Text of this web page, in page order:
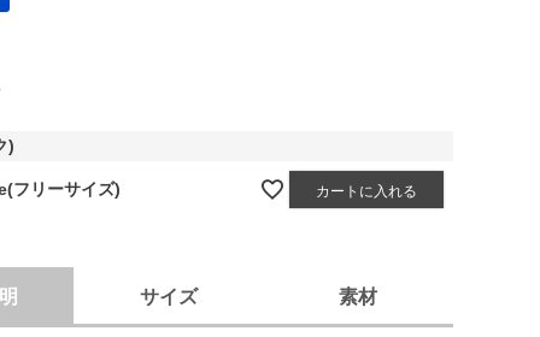
)
フリーサイズ) カートに入れる
サイズ 素材